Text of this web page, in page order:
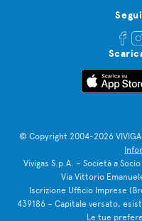
© Copyright 2004-2026
Vivigas S.p.A. – Società a
Via Vittorio
Iscrizione Ufficio Imprese
439186 – Capitale versato,
Le tue